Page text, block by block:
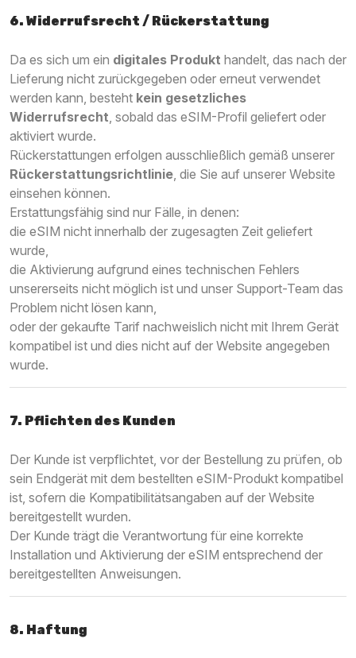
6. Widerrufsrecht / Rückerstattung
Da es sich um ein digitales Produkt handelt, das nach der
Lieferung nicht zurückgegeben oder erneut verwendet
werden kann, besteht kein gesetzliches
Widerrufsrecht, sobald das eSIM-Profil geliefert oder
aktiviert wurde.
Rückerstattungen erfolgen ausschließlich gemäß unserer
Rückerstattungsrichtlinie, die Sie auf unserer Website
einsehen können.
Erstattungsfähig sind nur Fälle, in denen:
die eSIM nicht innerhalb der zugesagten Zeit geliefert
wurde,
die Aktivierung aufgrund eines technischen Fehlers
unsererseits nicht möglich ist und unser Support-Team das
Problem nicht lösen kann,
oder der gekaufte Tarif nachweislich nicht mit Ihrem Gerät
kompatibel ist und dies nicht auf der Website angegeben
wurde.
7. Pflichten des Kunden
Der Kunde ist verpflichtet, vor der Bestellung zu prüfen, ob
sein Endgerät mit dem bestellten eSIM-Produkt kompatibel
ist, sofern die Kompatibilitätsangaben auf der Website
bereitgestellt wurden.
Der Kunde trägt die Verantwortung für eine korrekte
Installation und Aktivierung der eSIM entsprechend der
bereitgestellten Anweisungen.
8. Haftung